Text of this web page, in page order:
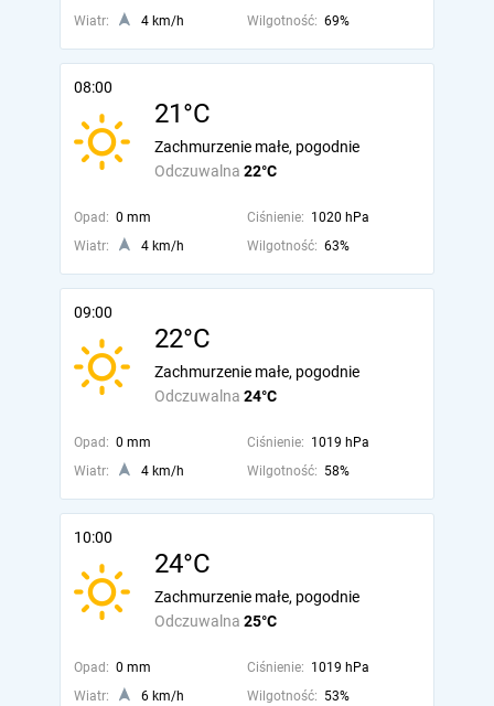
Wiatr: 4 km/h Wilgotność: 69%
08:00
21°C
Odczuwalna 22°C
Zachmurzenie małe, pogodnie
Opad: 0 mm Ciśnienie: 1020 hPa
Wiatr:
4 km/h Wilgotność: 63%
09:00
22°C
Odczuwalna 24°C
Zachmurzenie małe, pogodnie
Opad: 0 mm Ciśnienie: 1019 hPa
Wiatr:
4 km/h Wilgotność: 58%
10:00
24°C
Odczuwalna 25°C
Zachmurzenie małe, pogodnie
Opad: 0 mm Ciśnienie: 1019 hPa
Wiatr:
6 km/h Wilgotność: 53%